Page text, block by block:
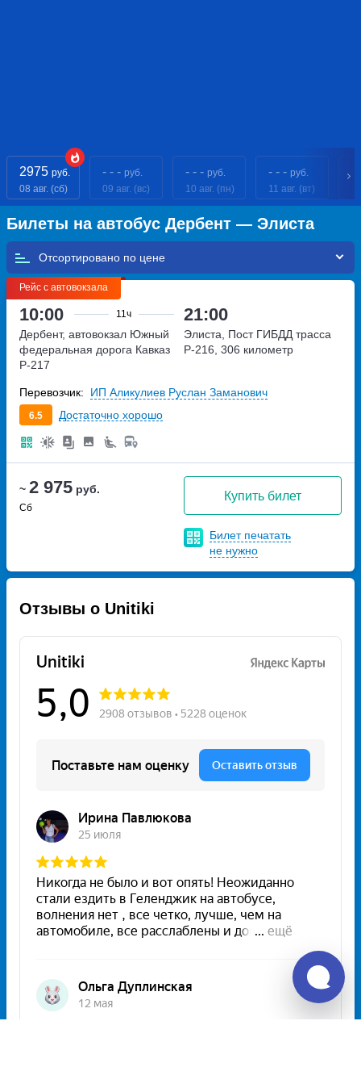
2975 руб.
08 авг. (сб)
- - - руб.
09 авг. (вс)
- - - руб.
10 авг. (пн)
- - - руб.
11 авг. (вт)
Билеты на автобус Дербент — Элиста
Отсортировано по
Рейс с автовокзала
10:00 11ч 21:00
~ 2 975 руб.
Сб
Купить билет
Билет печатать
не нужно
Дербент, автовокзал Южный
федеральная дорога Кавказ
Р-217
Элиста, Пост ГИБДД трасса
Р-216, 306 километр
6.5 Достаточно хорошо
Перевозчик: ИП Аликулиев Руслан Заманович
Отзывы о Unitiki